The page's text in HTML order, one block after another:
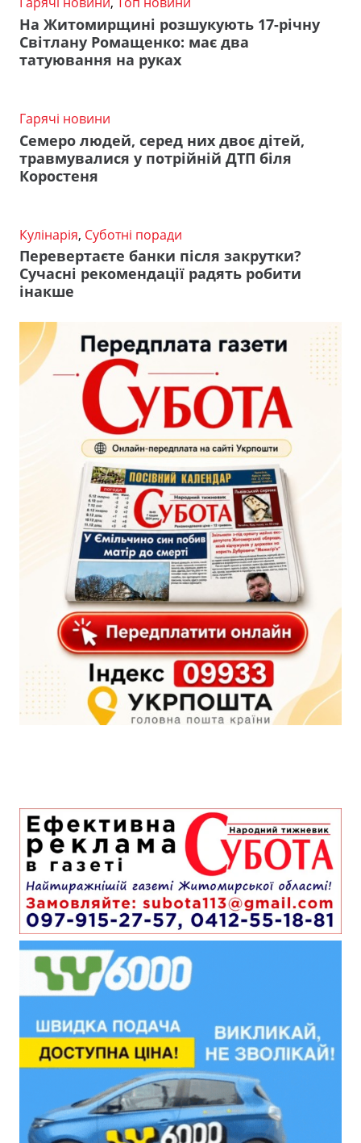
На Житомирщині розшукують 17-річну
Світлану Ромащенко: має два
татуювання на руках
Гарячі новини
Семеро людей, серед них двоє дітей,
травмувалися у потрійній ДТП біля
Коростеня
Кулінарія, Суботні поради
Перевертаєте банки після закрутки?
Сучасні рекомендації радять робити
інакше